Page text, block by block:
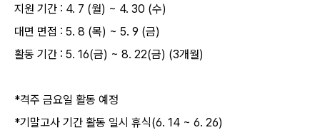
지원 기간 : 4. 7 (월) ~ 4. 30 (수)
대면 면접 : 5. 8 (목) ~ 5. 9 (금)
활동 기간 : 5. 16(금) ~ 8. 22(금) (3개월)
*격주 금요일 활동 예정
*기말고사 기간 활동 일시 휴식(6. 14 ~ 6. 26)